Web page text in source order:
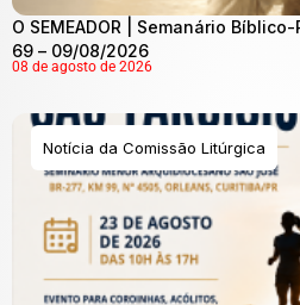
O SEMEADOR | Semanário
69 – 09/08/2026
08 de agosto de 2026
Notícia da Comissão Litúrgica